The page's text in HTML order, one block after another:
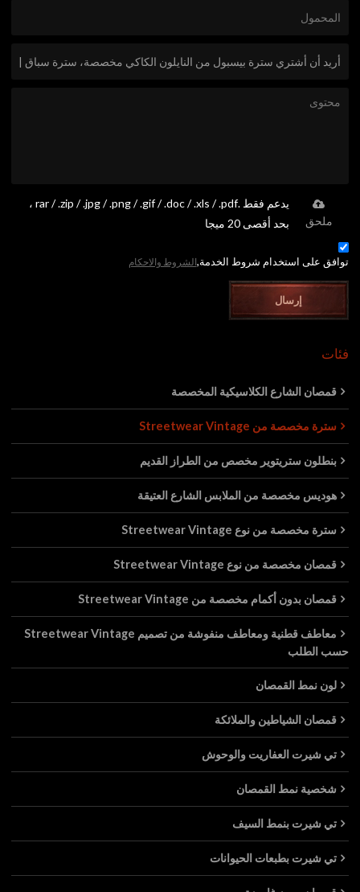
يدعم فقط .rar / .zip / .jpg / .png / .gif / .doc / .xls / .pdf ،
بحد أقصى 20 ميجا
ملحق
توافق على استخدام شروط الخدمة,الشروط والاحكام
إرسال
فئات
قمصان الشارع الكلاسيكية المخصصة
سترة مخصصة من Streetwear Vintage
بنطلون ستريتوير مخصص من الطراز القديم
هوديس مخصصة من الملابس الشارع العتيقة
سترة مخصصة من نوع Streetwear Vintage
قمصان مخصصة من نوع Streetwear Vintage
قمصان بدون أكمام مخصصة من Streetwear Vintage
معاطف قطنية ومعاطف منفوشة من تصميم Streetwear Vintage
حسب الطلب
لون نمط القمصان
قمصان الشياطين والملائكة
تي شيرت العفاريت والوحوش
شخصية نمط القمصان
تي شيرت بنمط السيف
تي شيرت بطبعات الحيوانات